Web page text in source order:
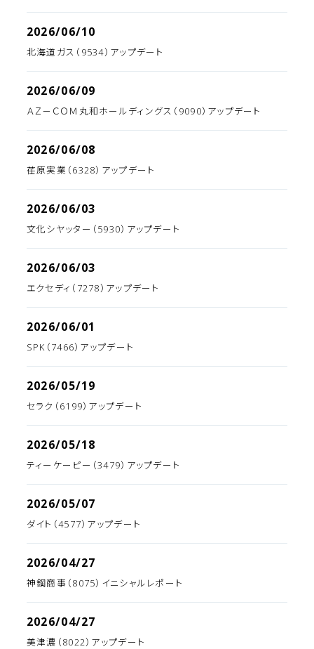
2026/06/10
北海道ガス（9534）アップデート
2026/06/09
ＡＺ－ＣＯＭ丸和ホールディングス（9090）アップデート
2026/06/08
荏原実業（6328）アップデート
2026/06/03
文化シヤッター（5930）アップデート
2026/06/03
エクセディ（7278）アップデート
2026/06/01
SPK（7466）アップデート
2026/05/19
セラク（6199）アップデート
2026/05/18
ティーケーピー（3479）アップデート
2026/05/07
ダイト（4577）アップデート
2026/04/27
神鋼商事（8075）イニシャルレポート
2026/04/27
美津濃（8022）アップデート